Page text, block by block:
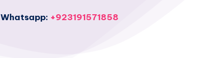
Whatsapp: +923191571858